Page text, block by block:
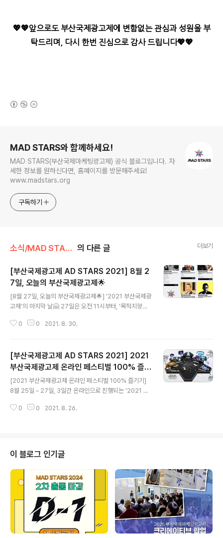
💖💖앞으로도 부산국제광고제에 변함없는 관심과 성원을 부
탁드리며, 다시 한번 진심으로 감사 드립니다💖💖
MAD STARS와 함께하세요!
MAD STARS(부산국제마케팅광고제) 공식 블로그입니다. 자
세한 정보를 원하신다면, 홈페이지를 방문해주세요!
www.madstars.org
구독하기
소식/MAD STARS 소식 의 다른 글 더보기
[부산국제광고제 AD STARS 2021] 8월 2
7일, 오늘의 부산국제광고제🌟
[8월 27일, 오늘의 부산국제광고제🌟] '2021 부산국제광
고제'의 마지막 날🤗 27일은 오전 11시부터, ‘목적지향적
3명의 연사가 함께하는 스페셜토크를 시작으로, 총 5개의
tars.org)에서 생중계 됐답니다❗ +) 시상식에서 ‘부산국제
광고제 MC를 찾아라!’의 정답도 공개됐는데요! 정답은 김
영철 & 리사켈리 였습니다! 마지막까지 보내주신 여러분의
많은 관심과 참여 감사합니다💕 - [ AD STARS 2021, A
ugust 27th ] Last Day of AD STARS 2021! Startin
g at 11 am with a ..
0 0 2021. 8. 30.
[부산국제광고제 AD STARS 2021] 2021
부산국제광고제 온라인 페스티벌 100% 즐기
기
[2021 부산국제광고제 온라인 페스티벌 100% 즐기기]
8월 25일 – 27일, 3일간 온라인으로 진행되는 ‘2021 부
지에서 회원가입 후, 온라인 페스티벌 페이지를 통해 무료
부탁 드립니다🙇‍ - [How to Enjoy AD STARS 2021
Online Festival] AD STARS 2021 Online Festival
will be held from August 25th to 27th! Create an
Account at www.adstars.org ..
0 0 2021. 8. 26.
이 블로그 인기글